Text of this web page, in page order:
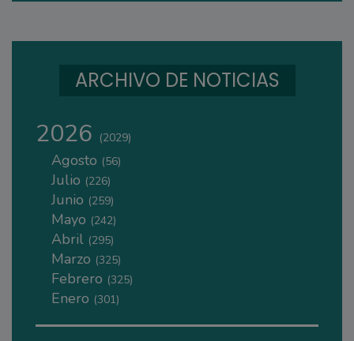
ARCHIVO DE NOTICIAS
2026 (2029)
Agosto (56)
Julio (226)
Junio (259)
Mayo (242)
Abril (295)
Marzo (325)
Febrero (325)
Enero (301)